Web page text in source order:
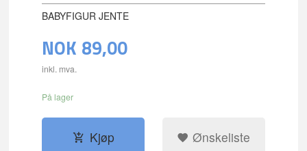
BABYFIGUR JENTE
NOK 89,00
inkl. mva.
På lager
Kjøp Ønskeliste